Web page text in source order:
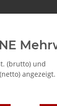
(brutto) und
angezeigt.